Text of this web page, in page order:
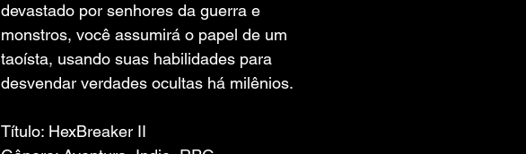
devastado por senhores da guerra e
monstros, você assumirá o papel de um
taoísta, usando suas habilidades para
desvendar verdades ocultas há milênios.
Título: HexBreaker II